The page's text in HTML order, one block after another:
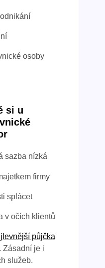
osoby
si u
sazba nízká
firmy
splácet
v očích klientů
půjčka
Zásadní je i
služeb.